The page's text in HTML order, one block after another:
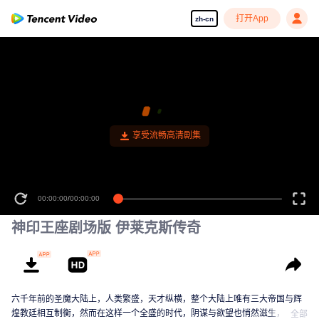
zh-cn 打开App
享受流畅高清剧集
00:00:00/00:00:00
神印王座剧场版 伊莱克斯传奇
六千年前的圣魔大陆上，人类繁盛，天才纵横，整个大陆上唯有三大帝国与辉
煌教廷相互制衡，然而在这样一个全盛的时代，阴谋与欲望也悄然滋生，逐渐
全部